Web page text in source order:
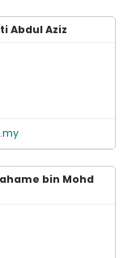
Abdul Aziz
bin Mohd